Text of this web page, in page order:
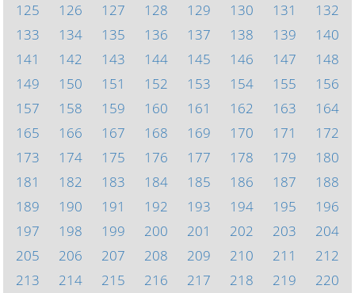
125
126 127 128 129 130 131
132
133
134 135 136 137 138 139
140
141
142 143 144 145 146 147
148
149
150 151 152 153 154 155
156
157
158 159 160 161 162 163
164
165
166 167 168 169 170 171
172
173
174 175 176 177 178 179
180
181
182 183 184 185 186 187
188
189
190 191 192 193 194 195
196
197
198 199 200 201 202 203
204
205
206 207 208 209 210 211
212
213
214 215 216 217 218 219
220